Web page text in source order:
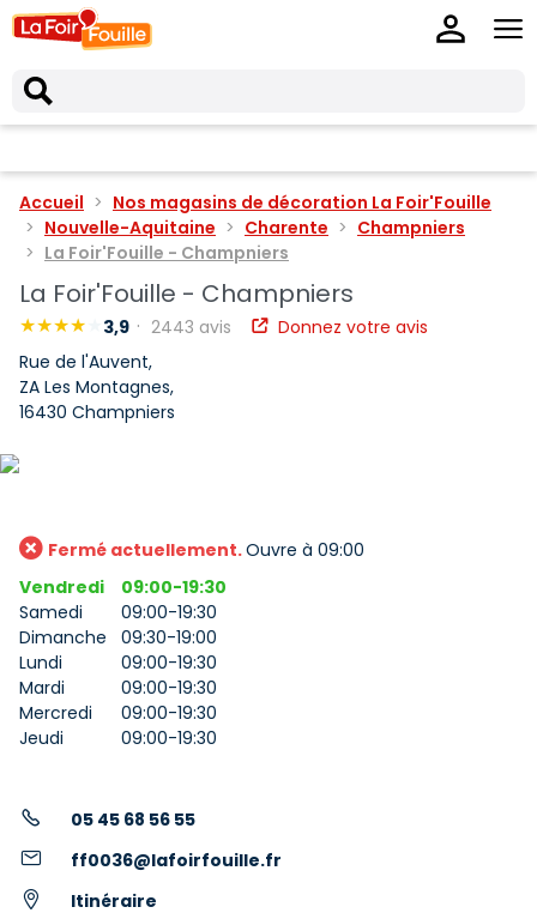
Accueil
Nos magasins de décoration La Foir'Fouille
Nouvelle-Aquitaine
Charente
Champniers
La Foir'Fouille - Champniers
La Foir'Fouille - Champniers
3,9 2443 avis
Donnez votre avis
Rue de l'Auvent,
ZA Les Montagnes,
16430 Champniers
Fermé actuellement.Ouvre à 09:00
Vendredi
09:00-19:30
Samedi
09:00-19:30
Dimanche
09:30-19:00
Lundi
09:00-19:30
Mardi
09:00-19:30
Mercredi
09:00-19:30
Jeudi
09:00-19:30
05 45 68 56 55
ff0036@lafoirfouille.fr
Itinéraire